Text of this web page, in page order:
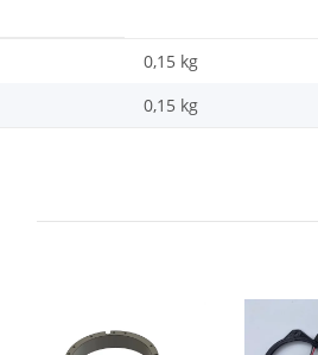
0,15 kg
0,15 kg